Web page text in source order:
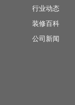
行业动态
装修百科
公司新闻